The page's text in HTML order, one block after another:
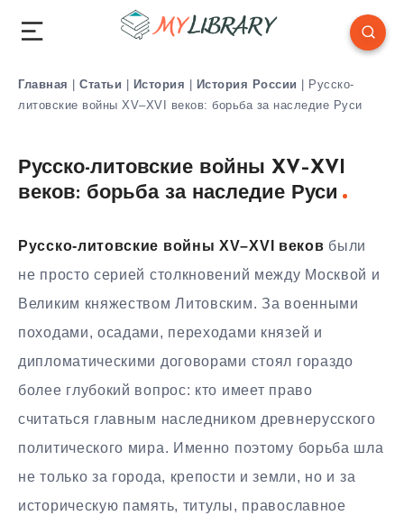
Главная | Статьи | История | История России | Русско-
литовские войны XV–XVI веков: борьба за наследие Руси
Русско-литовские войны XV–XVI
веков: борьба за наследие Руси
Русско-литовские войны XV–XVI веков были
не просто серией столкновений между Москвой и
Великим княжеством Литовским. За военными
походами, осадами, переходами князей и
дипломатическими договорами стоял гораздо
более глубокий вопрос: кто имеет право
считаться главным наследником древнерусского
политического мира. Именно поэтому борьба шла
не только за города, крепости и земли, но и за
историческую память, титулы, православное